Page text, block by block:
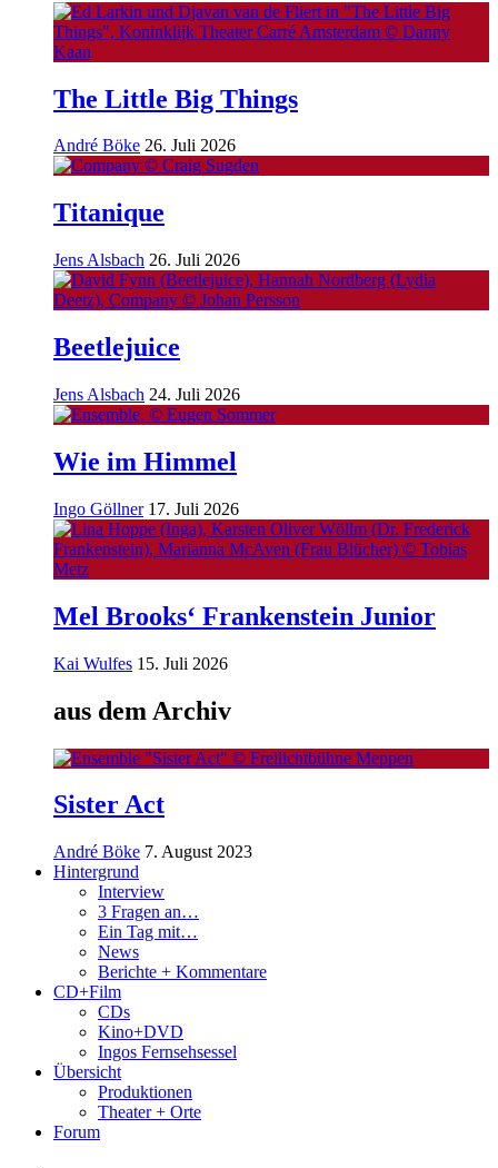
The Little Big Things
André Böke 26. Juli 2026
Titanique
Jens Alsbach 26. Juli 2026
Beetlejuice
Jens Alsbach 24. Juli 2026
Wie im Himmel
Ingo Göllner 17. Juli 2026
Mel Brooks‘ Frankenstein Junior
Kai Wulfes 15. Juli 2026
aus dem Archiv
Sister Act
André Böke 7. August 2023
Hintergrund
Interview
3 Fragen an…
Ein Tag mit…
News
Berichte + Kommentare
CD+Film
CDs
Kino+DVD
Ingos Fernsehsessel
Übersicht
Produktionen
Theater + Orte
Forum